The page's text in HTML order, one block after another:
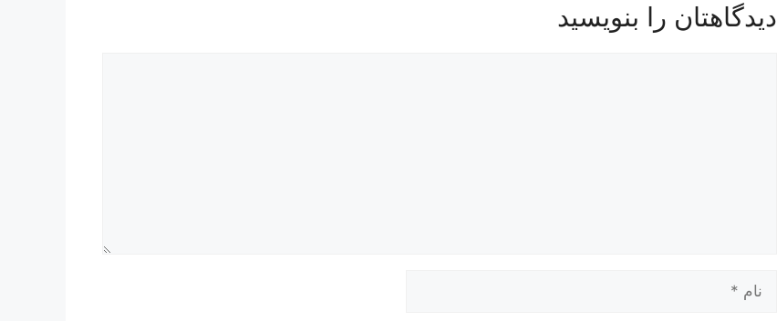
دیدگاهتان را بنویسید